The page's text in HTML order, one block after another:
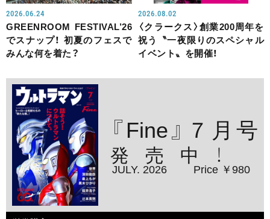
2026.06.24
GREENROOM FESTIVAL’26
でスナップ！ 初夏のフェスで
みんな何を着た？
2026.08.02
〈クラークス〉創業200周年を
祝う〝一夜限りのスペシャル
イベント〟を開催！
『Fine』７月号
発売中！
JULY. 2026 Price ￥980